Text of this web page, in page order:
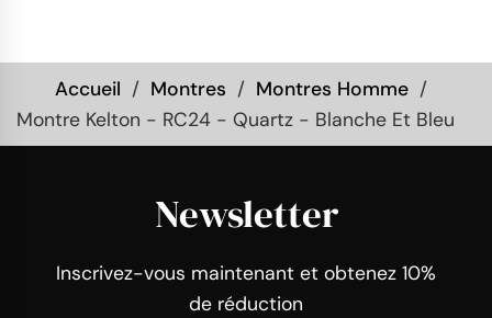
Accueil Montres
Montres Homme
Montre Kelton - RC24 - Quartz - Blanche Et Bleu
Newsletter
Inscrivez-vous maintenant et obtenez 10%
de réduction